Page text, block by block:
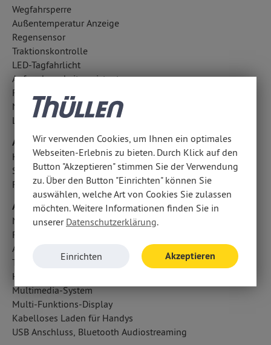
Wegfahrsperre
Außentemperatur Anzeige
Regensensor
Traktionskontrolle
LED-Tagfahrlicht
Aufmerksamkeitsassistent
Fahrlichtautomatik
Notrufsystem
LED-Scheinwerfer
Airbags
Kopfairbag vorn und hinten
Seitenairbag vorn
Fahrer- /Beifahrerairbag
Audio & Kommunikation
Navigationssystem
Radio
Android Auto u. Apple CarPlay
Touchscreen Bedienung
Handyvorbereitung Bluetooth
Multimedia-System
Multi-Funktions-Display
Kabelloses Laden für Handys
USB Anschluss, Bluetooth Audiostreaming
Wir verwenden Cookies, um Ihnen ein optimales
Webseiten-Erlebnis zu bieten. Durch Klick auf den
Button "Akzeptieren" stimmen Sie der Verwendung
zu. Über den Button "Einrichten" können Sie
auswählen, welche Art von Cookies Sie zulassen
möchten. Weitere Informationen finden Sie in
unserer Datenschutzerklärung.
Einrichten Akzeptieren